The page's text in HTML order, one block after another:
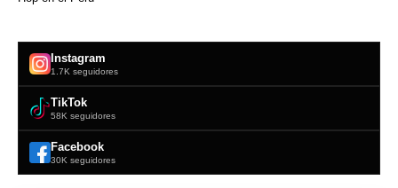
Instagram
1.7K seguidores
TikTok
58K seguidores
Facebook
30K seguidores